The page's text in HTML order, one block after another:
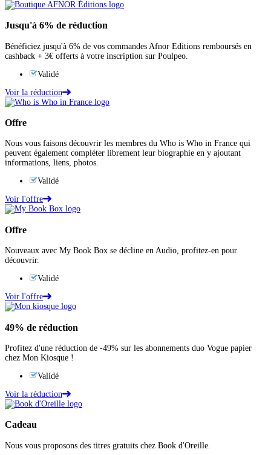
Jusqu'à 6% de réduction
Bénéficiez jusqu'à 6% de vos commandes Afnor Editions remboursés en
cashback + 3€ offerts à votre inscription sur Poulpeo.
Validé
Voir la réduction
Offre
Nous vous faisons découvrir les membres du Who is Who in France qui
peuvent également compléter librement leur biographie en y ajoutant
informations, liens, photos.
Validé
Voir l'offre
Offre
Nouveaux avec My Book Box se décline en Audio, profitez-en pour
découvrir.
Validé
Voir l'offre
49% de réduction
Profitez d'une réduction de -49% sur les abonnements duo Vogue papier
chez Mon Kiosque !
Validé
Voir la réduction
Cadeau
Nous vous proposons des titres gratuits chez Book d'Oreille.